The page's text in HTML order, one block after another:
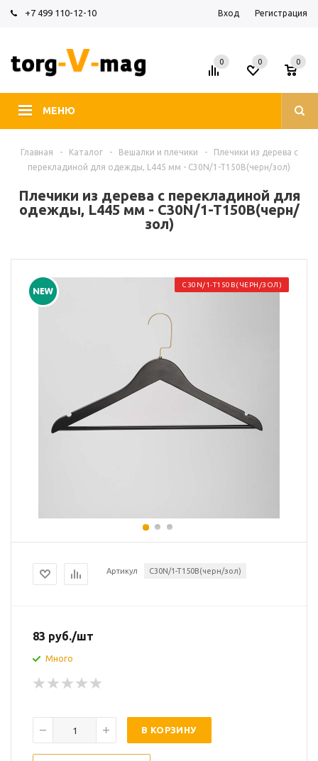
+7 499 110-12-10 Вход Регистрация
МЕНЮ
0 0
0
Главная - Каталог - Вешалки и плечики -
Плечики из дерева с
перекладиной для одежды, L445 мм - C30N/1-T150B(черн/зол)
Плечики из дерева с перекладиной для
одежды, L445 мм - C30N/1-T150B(черн/
зол)
C30N/1-T150B(ЧЕРН/ЗОЛ)
Артикул C30N/1-T150B(черн/зол)
83 руб./шт
Много
В КОРЗИНУ